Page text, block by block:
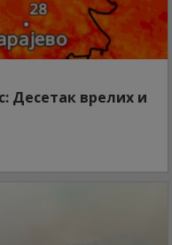
Десетак врелих и